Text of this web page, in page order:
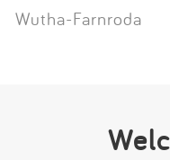
Wutha-Farnroda